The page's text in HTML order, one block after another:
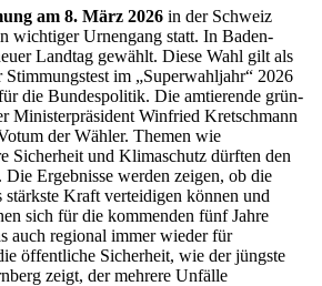
am 8. März 2026 in der Schweiz
wichtiger Urnengang statt. In Baden-
Landtag gewählt. Diese Wahl gilt als
Stimmungstest im „Superwahljahr“ 2026
die Bundespolitik. Die amtierende grün-
Ministerpräsident Winfried Kretschmann
der Wähler. Themen wie
Sicherheit und Klimaschutz dürften den
Ergebnisse werden zeigen, ob die
Kraft verteidigen können und
sich für die kommenden fünf Jahre
auch regional immer wieder für
öffentliche Sicherheit, wie der jüngste
zeigt, der mehrere Unfälle